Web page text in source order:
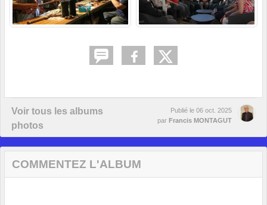
Voir tous les albums
photos
Publié le 06 oct. 2025
par Francis MONTAGUT
COMMENTEZ L'ALBUM